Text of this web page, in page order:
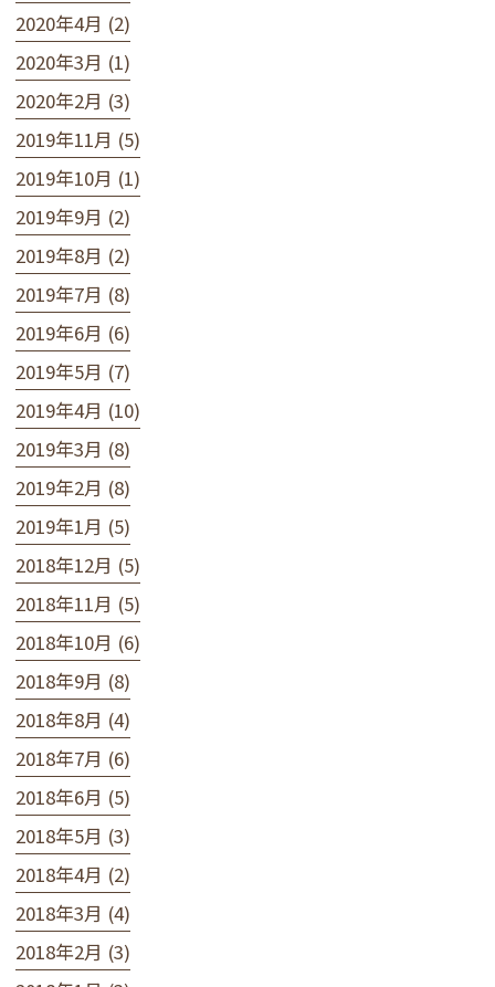
2020年4月 (2)
2020年3月 (1)
2020年2月 (3)
2019年11月 (5)
2019年10月 (1)
2019年9月 (2)
2019年8月 (2)
2019年7月 (8)
2019年6月 (6)
2019年5月 (7)
2019年4月 (10)
2019年3月 (8)
2019年2月 (8)
2019年1月 (5)
2018年12月 (5)
2018年11月 (5)
2018年10月 (6)
2018年9月 (8)
2018年8月 (4)
2018年7月 (6)
2018年6月 (5)
2018年5月 (3)
2018年4月 (2)
2018年3月 (4)
2018年2月 (3)